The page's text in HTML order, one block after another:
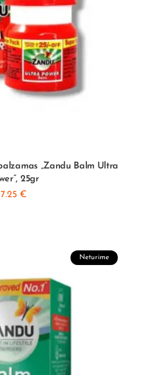
„Zandu Balm Ultra
25gr
7.25 €
Neturime